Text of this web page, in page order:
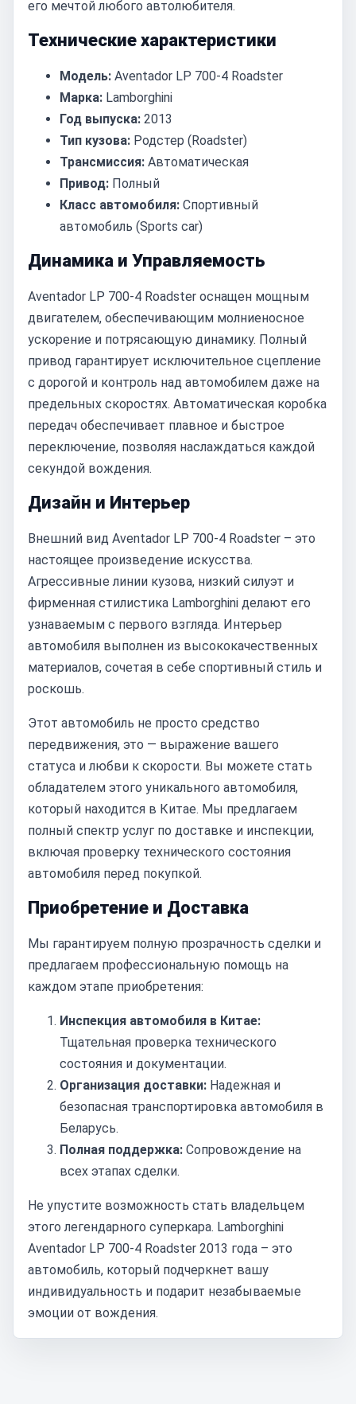
его мечтой любого автолюбителя.
Технические характеристики
Модель: Aventador LP 700-4 Roadster
Марка: Lamborghini
Год выпуска: 2013
Тип кузова: Родстер (Roadster)
Трансмиссия: Автоматическая
Привод: Полный
Класс автомобиля: Спортивный
автомобиль (Sports car)
Динамика и Управляемость
Aventador LP 700-4 Roadster оснащен мощным
двигателем, обеспечивающим молниеносное
ускорение и потрясающую динамику. Полный
привод гарантирует исключительное сцепление
с дорогой и контроль над автомобилем даже на
предельных скоростях. Автоматическая коробка
передач обеспечивает плавное и быстрое
переключение, позволяя наслаждаться каждой
секундой вождения.
Дизайн и Интерьер
Внешний вид Aventador LP 700-4 Roadster – это
настоящее произведение искусства.
Агрессивные линии кузова, низкий силуэт и
фирменная стилистика Lamborghini делают его
узнаваемым с первого взгляда. Интерьер
автомобиля выполнен из высококачественных
материалов, сочетая в себе спортивный стиль и
роскошь.
Этот автомобиль не просто средство
передвижения, это — выражение вашего
статуса и любви к скорости. Вы можете стать
обладателем этого уникального автомобиля,
который находится в Китае. Мы предлагаем
полный спектр услуг по доставке и инспекции,
включая проверку технического состояния
автомобиля перед покупкой.
Приобретение и Доставка
Мы гарантируем полную прозрачность сделки и
предлагаем профессиональную помощь на
каждом этапе приобретения:
Инспекция автомобиля в Китае:
Тщательная проверка технического
состояния и документации.
Организация доставки: Надежная и
безопасная транспортировка автомобиля в
Беларусь.
Полная поддержка: Сопровождение на
всех этапах сделки.
Не упустите возможность стать владельцем
этого легендарного суперкара. Lamborghini
Aventador LP 700-4 Roadster 2013 года – это
автомобиль, который подчеркнет вашу
индивидуальность и подарит незабываемые
эмоции от вождения.